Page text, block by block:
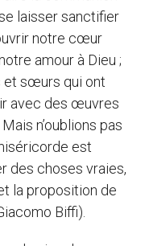
laisser sanctifier
notre cœur
amour à Dieu ;
et sœurs qui ont
avec des œuvres
n’oublions pas
est
des choses vraies,
la proposition de
Biffi).